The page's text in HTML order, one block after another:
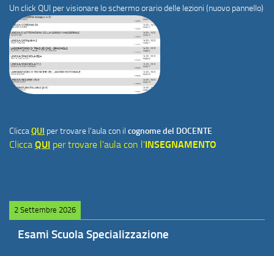
Un click QUI per visionare lo schermo orario delle lezioni (nuovo pannello)
CliccaQUI per trovare l'aula con il cognome del DOCENTE
Clicca QUI per trovare l'aula con l'INSEGNAMENTO
2 Settembre 2026
Esami Scuola Specializzazione